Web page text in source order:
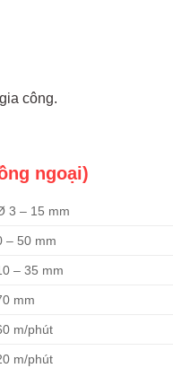
công.
ngoại)
3 – 15 mm
– 50 mm
– 35 mm
mm
m/phút
m/phút